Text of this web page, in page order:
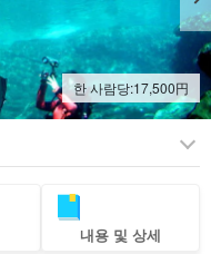
한 사람당:17,500円
내용 및 상세